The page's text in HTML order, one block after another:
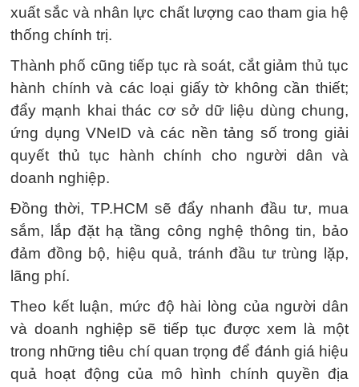
xuất sắc và nhân lực chất lượng cao tham gia hệ
thống chính trị.
Thành phố cũng tiếp tục rà soát, cắt giảm thủ tục
hành chính và các loại giấy tờ không cần thiết;
đẩy mạnh khai thác cơ sở dữ liệu dùng chung,
ứng dụng VNeID và các nền tảng số trong giải
quyết thủ tục hành chính cho người dân và
doanh nghiệp.
Đồng thời, TP.HCM sẽ đẩy nhanh đầu tư, mua
sắm, lắp đặt hạ tầng công nghệ thông tin, bảo
đảm đồng bộ, hiệu quả, tránh đầu tư trùng lặp,
lãng phí.
Theo kết luận, mức độ hài lòng của người dân
và doanh nghiệp sẽ tiếp tục được xem là một
trong những tiêu chí quan trọng để đánh giá hiệu
quả hoạt động của mô hình chính quyền địa